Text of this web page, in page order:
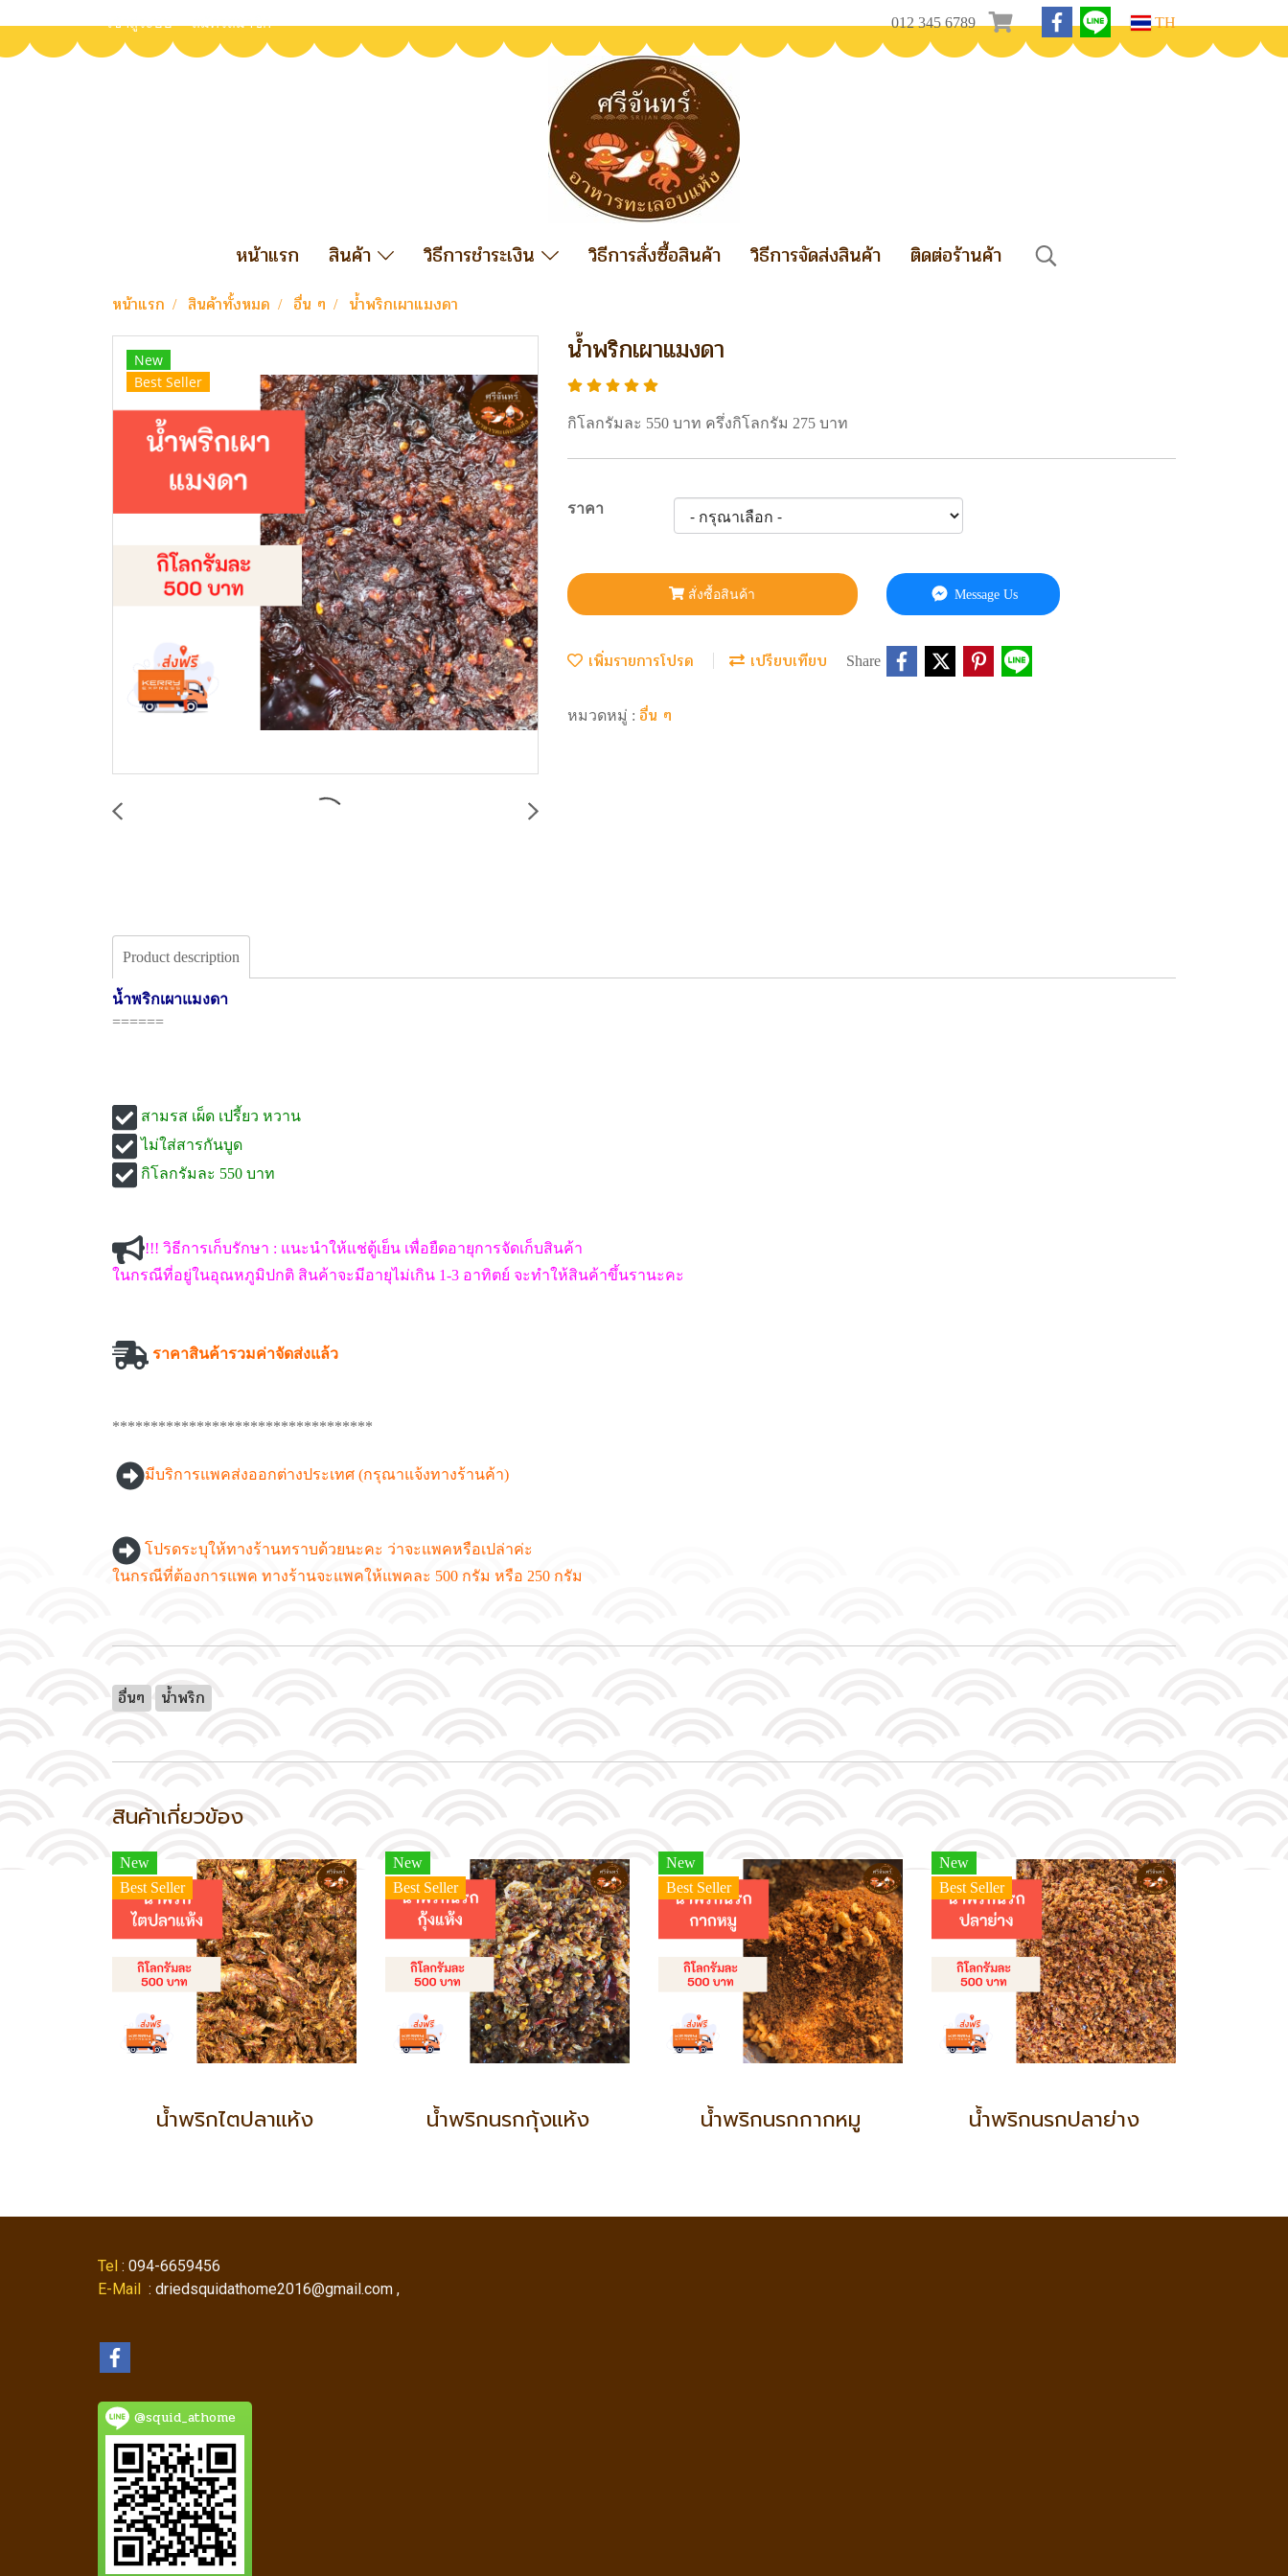
เข้าสู่ระบบ สมัครสมาชิก 012 345 6789 TH
หน้าแรก สินค้า วิธีการชำระเงิน วิธีการสั่งซื้อสินค้า วิธีการจัดส่งสินค้า ติดต่อร้านค้า
หน้าแรก สินค้าทั้งหมด อื่น ๆ น้ำพริกเผาแมงดา
New
Best Seller
น้ำพริกเผาแมงดา
กิโลกรัมละ 550 บาท ครึ่งกิโลกรัม 275 บาท
ราคา
สั่งซื้อสินค้า Message Us
เพิ่มรายการโปรด เปรียบเทียบ Share
หมวดหมู่ : อื่น ๆ
Product description
น้ำพริกเผาแมงดา
======
สามรส เผ็ด เปรี้ยว หวาน
ไม่ใส่สารกันบูด
กิโลกรัมละ 550 บาท
!!! วิธีการเก็บรักษา : แนะนำให้แช่ตู้เย็น เพื่อยืดอายุการจัดเก็บสินค้า
ในกรณีที่อยู่ในอุณหภูมิปกติ สินค้าจะมีอายุไม่เกิน 1-3 อาทิตย์ จะทำให้สินค้าขึ้นรานะคะ
ราคาสินค้ารวมค่าจัดส่งแล้ว
**********************************
มีบริการแพคส่งออกต่างประเทศ (กรุณาแจ้งทางร้านค้า)
โปรดระบุให้ทางร้านทราบด้วยนะคะ ว่าจะแพคหรือเปล่าค่ะ
ในกรณีที่ต้องการแพค ทางร้านจะแพคให้แพคละ 500 กรัม หรือ 250 กรัม
อื่นๆ น้ำพริก
สินค้าเกี่ยวข้อง
New
Best Seller
น้ำพริกไตปลาแห้ง
New
Best Seller
น้ำพริกนรกกุ้งแห้ง
New
Best Seller
น้ำพริกนรกกากหมู
New
Best Seller
น้ำพริกนรกปลาย่าง
Tel : 094-6659456
E-Mail : driedsquidathome2016@gmail.com ,
@squid_athome